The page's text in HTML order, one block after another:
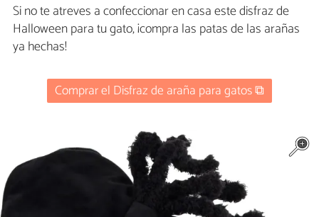
Si no te atreves a confeccionar en casa este disfraz de
Halloween para tu gato, ¡compra las patas de las arañas
ya hechas!
Comprar el Disfraz de araña para gatos ⧉